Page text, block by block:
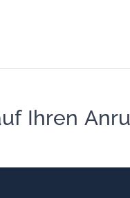
Ihren